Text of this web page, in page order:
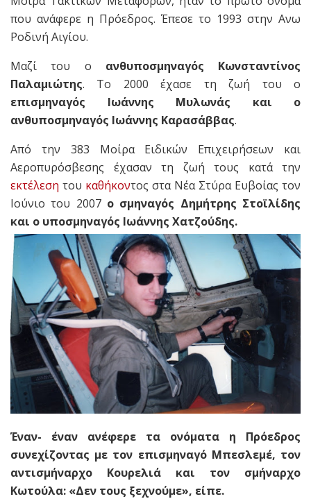
που ανάφερε η Πρόεδρος. Έπεσε το 1993 στην Ανω
Ροδινή Αιγίου.
Μαζί του ο ανθυποσμηναγός Κωνσταντίνος
Παλαμιώτης. Το 2000 έχασε τη ζωή του ο
επισμηναγός Ιωάννης Μυλωνάς και ο
ανθυποσμηναγός Ιωάννης Καρασάββας.
Από την 383 Μοίρα Ειδικών Επιχειρήσεων και
Αεροπυρόσβεσης έχασαν τη ζωή τους κατά την
εκτέλεση του καθήκοντος στα Νέα Στύρα Ευβοίας τον
Ιούνιο του 2007 ο σμηναγός Δημήτρης Στοϊλίδης
και ο υποσμηναγός Ιωάννης Χατζούδης.
Έναν- έναν ανέφερε τα ονόματα η Πρόεδρος
συνεχίζοντας με τον επισμηναγό Μπεσλεμέ, τον
αντισμήναρχο Κουρελιά και τον σμήναρχο
Κωτούλα: «Δεν τους ξεχνούμε», είπε.